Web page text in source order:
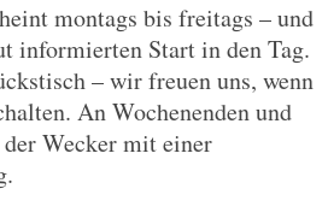
montags bis freitags – und
informierten Start in den Tag.
– wir freuen uns, wenn
An Wochenenden und
Wecker mit einer